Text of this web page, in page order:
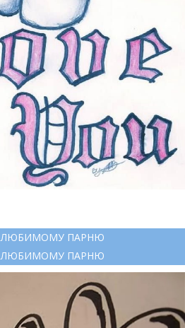
ЛЮБИМОМУ ПАРНЮ
ЛЮБИМОМУ ПАРНЮ